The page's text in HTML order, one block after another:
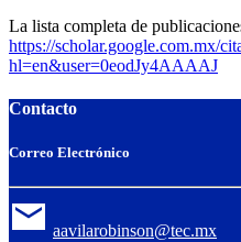
La lista completa de
https://scholar.google.com.mx/
hl=en&user=0eodJy4AAAAJ
Contacto
Correo Electrónico
aavilarobinson@tec.mx